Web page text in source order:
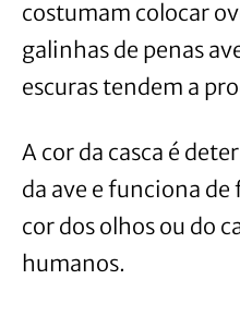
costumam colocar
galinhas de penas
escuras tendem a
A cor da casca é
da ave e funciona
cor dos olhos ou do
humanos.